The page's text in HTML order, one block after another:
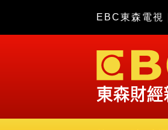
EBC東森電視